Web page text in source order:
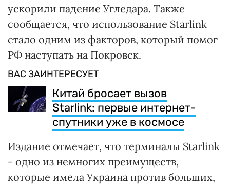
ускорили падение Угледара. Также
сообщается, что использование Starlink
стало одним из факторов, который помог
РФ наступать на Покровск.
ВАС ЗАИНТЕРЕСУЕТ
Китай бросает вызов
Starlink: первые интернет-
спутники уже в космосе
Издание отмечает, что терминалы Starlink
- одно из немногих преимуществ,
которые имела Украина против больших,